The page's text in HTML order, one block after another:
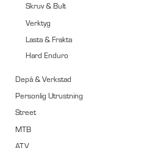
Skruv & Bult
Verktyg
Lasta & Frakta
Hard Enduro
Depå & Verkstad
Personlig Utrustning
Street
MTB
ATV